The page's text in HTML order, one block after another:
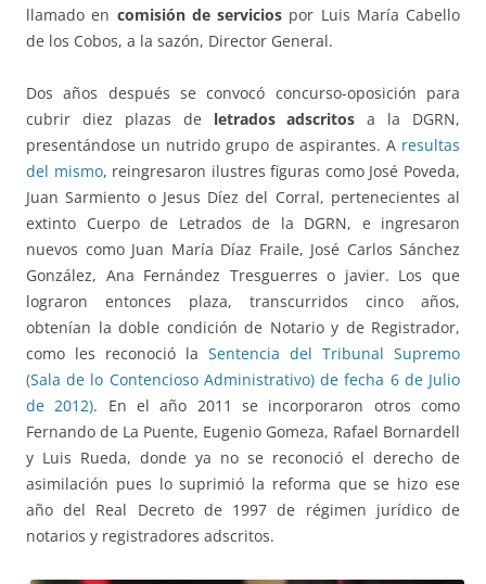
llamado en comisión de servicios por Luis María Cabello
de los Cobos, a la sazón, Director General.
Dos años después se convocó concurso-oposición para
cubrir diez plazas de letrados adscritos a la DGRN,
presentándose un nutrido grupo de aspirantes. Aresultas
del mismo, reingresaron ilustres figuras como José Poveda,
Juan Sarmiento o Jesus Díez del Corral, pertenecientes al
extinto Cuerpo de Letrados de la DGRN, e ingresaron
nuevos como Juan María Díaz Fraile, José Carlos Sánchez
González, Ana Fernández Tresguerres o javier. Los que
lograron entonces plaza, transcurridos cinco años,
obtenían la doble condición de Notario y de Registrador,
como les reconoció la Sentencia del Tribunal Supremo
(Sala de lo Contencioso Administrativo) de fecha 6 de Julio
de 2012). En el año 2011 se incorporaron otros como
Fernando de La Puente, Eugenio Gomeza, Rafael Bornardell
y Luis Rueda, donde ya no se reconoció el derecho de
asimilación pues lo suprimió la reforma que se hizo ese
año del Real Decreto de 1997 de régimen jurídico de
notarios y registradores adscritos.